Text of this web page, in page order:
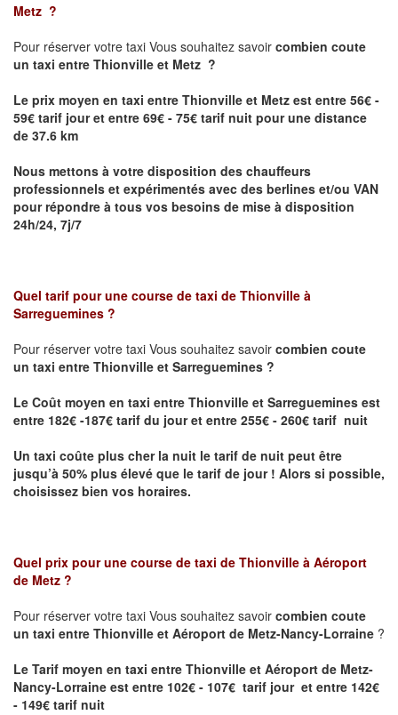
Metz ?
Pour réserver votre taxi Vous souhaitez savoir combien coute
un taxi entre Thionville et Metz ?
Le prix moyen en taxi entre Thionville et Metz est entre 56€ -
59€ tarif jour et entre 69€ - 75€ tarif nuit pour une distance
de 37.6 km
Nous mettons à votre disposition des chauffeurs
professionnels et expérimentés avec des berlines et/ou VAN
pour répondre à tous vos besoins de mise à disposition
24h/24, 7j/7
Quel tarif pour une course de taxi de Thionville à
Sarreguemines ?
Pour réserver votre taxi Vous souhaitez savoir combien coute
un taxi entre Thionville et Sarreguemines ?
Le Coût moyen en taxi entre Thionville et Sarreguemines est
entre 182€ -187€ tarif du jour et entre 255€ - 260€ tarif nuit
Un taxi coûte plus cher la nuit le tarif de nuit peut être
jusqu’à 50% plus élevé que le tarif de jour ! Alors si possible,
choisissez bien vos horaires.
Quel prix pour une course de taxi de Thionville à Aéroport
de Metz ?
Pour réserver votre taxi Vous souhaitez savoir combien coute
un taxi entre Thionville et Aéroport de Metz-Nancy-Lorraine ?
Le Tarif moyen en taxi entre Thionville et Aéroport de Metz-
Nancy-Lorraine est entre 102€ - 107€ tarif jour et entre 142€
- 149€ tarif nuit